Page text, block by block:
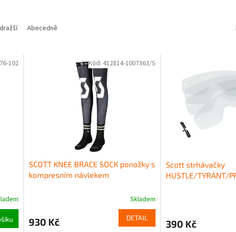
Abecedně
102
SCOTT KNEE BRACE SOCK ponožky s
kompresním návlekem
Skladem
930 Kč DETAIL
Kód: 412814-1007363/S
Scott strhávačky
HUSTLE/TYRANT/
390 Kč